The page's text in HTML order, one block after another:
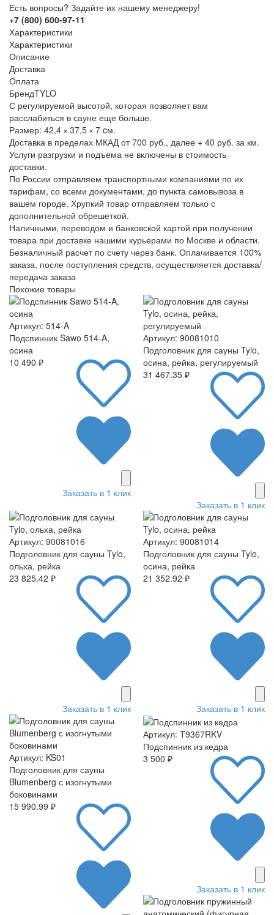
Есть вопросы? Задайте их нашему менеджеру!
+7 (800) 600-97-11
Характеристики
Характеристики
Описание
Доставка
Оплата
БрендTYLO
С регулируемой высотой, которая позволяет вам
расслабиться в сауне еще больше.
Размер: 42,4 × 37,5 × 7 cм.
Доставка в пределах МКАД от 700 руб., далее + 40 руб. за км.
Услуги разгрузки и подъема не включены в стоимость
доставки.
По России отправляем транспортными компаниями по их
тарифам, со всеми документами, до пункта самовывоза в
вашем городе. Хрупкий товар отправляем только с
дополнительной обрешеткой.
Наличными, переводом и банковской картой при получении
товара при доставке нашими курьерами по Москве и области.
Безналичный расчет по счету через банк. Оплачивается 100%
заказа, после поступления средств, осуществляется доставка/
передача заказа
Похожие товары
Артикул: 514-A
Подспинник Sawo 514-A,
осина
10 490 ₽
Заказать в 1 клик
Артикул: 90081010
Подголовник для сауны Tylo,
осина, рейка, регулируемый
31 467.35 ₽
Заказать в 1 клик
Артикул: 90081016
Подголовник для сауны Tylo,
ольха, рейка
23 825.42 ₽
Заказать в 1 клик
Артикул: 90081014
Подголовник для сауны Tylo,
осина, рейка
21 352.92 ₽
Заказать в 1 клик
Артикул: KS01
Подголовник для сауны
Blumenberg с изогнутыми
боковинами
15 990.99 ₽
Артикул: T9367RKV
Подспинник из кедра
3 500 ₽
Заказать в 1 клик